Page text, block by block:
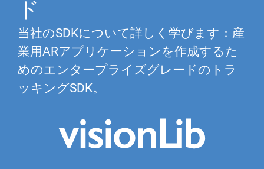
ド
当社のSDKについて詳しく学びます：産
業用ARアプリケーションを作成するた
めのエンタープライズグレードのトラ
ッキングSDK。